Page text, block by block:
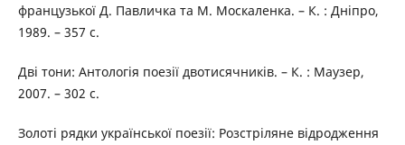
французької Д. Павличка та М. Москаленка. – К. : Дніпро,
1989. – 357 с.
Дві тони: Антологія поезії двотисячників. – К. : Маузер,
2007. – 302 с.
Золоті рядки української поезії: Розстріляне відродження